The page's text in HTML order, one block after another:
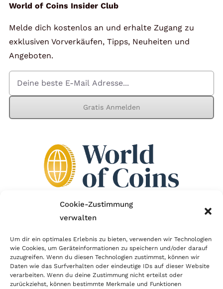
Cookie-Zustimmung
verwalten
Um dir ein optimales Erlebnis zu bieten, verwenden wir Technologien
wie Cookies, um Geräteinformationen zu speichern und/oder darauf
zuzugreifen. Wenn du diesen Technologien zustimmst, können wir
Daten wie das Surfverhalten oder eindeutige IDs auf dieser Website
verarbeiten. Wenn du deine Zustimmung nicht erteilst oder
zurückziehst, können bestimmte Merkmale und Funktionen
World of Coins Insider Club
Melde dich kostenlos an und erhalte Zugang zu
exklusiven Vorverkäufen, Tipps, Neuheiten und
Angeboten.
Gratis Anmelden
Der Händlerbund setzt sich für sicheren und
erfolgreichen E-Commerce ein. Auch wir sind wie
viele Onlineshops im Netz Mitglied im Händlerbund